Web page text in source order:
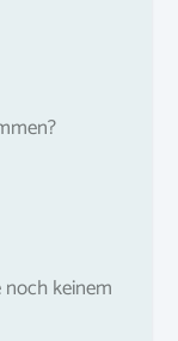
keinem